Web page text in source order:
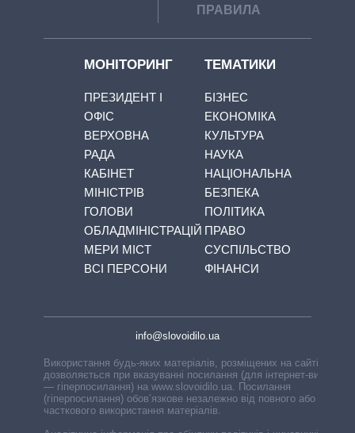
ПРАВИЛА
МОНІТОРИНГ
ПРЕЗИДЕНТ І
ОФІС
ВЕРХОВНА
РАДА
КАБІНЕТ
МІНІСТРІВ
ГОЛОВИ
ОБЛАДМІНІСТРАЦІЙ
МЕРИ МІСТ
ВСІ ПЕРСОНИ
ТЕМАТИКИ
БІЗНЕС
ЕКОНОМІКА
КУЛЬТУРА
НАУКА
НАЦІОНАЛЬНА
БЕЗПЕКА
ПОЛІТИКА
ПРАВО
СУСПІЛЬСТВО
ФІНАНСИ
info@slovoidilo.ua
Використання будь-яких матеріалів, розміщених на сайті,
дозволяється при вказуванні посилання (для інтернет-видань
— гіперпосилання) на www.slovoidilo.ua. Посилання
(гіперпосилання) обов’язкове незалежно від повного або
часткового використання матеріалів.